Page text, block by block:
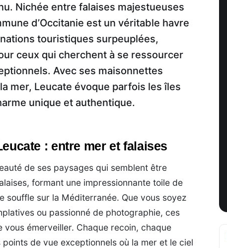
Nichée entre falaises majestueuses
d’Occitanie est un véritable havre
touristiques surpeuplées,
ceux qui cherchent à se ressourcer
Avec ses maisonnettes
mer, Leucate évoque parfois les îles
unique et authentique.
: entre mer et falaises
de ses paysages qui semblent être
formant une impressionnante toile de
souffle sur la Méditerranée. Que vous soyez
ou passionné de photographie, ces
émerveiller. Chaque recoin, chaque
de vue exceptionnels où la mer et le ciel